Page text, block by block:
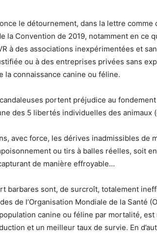
le détournement, dans la lettre comme
la Convention de 2019, notamment en ce
à des associations inexpérimentées et
ou à des entreprises privées sans
la connaissance canine ou féline.
portent préjudice au
des 5 libertés individuelles des animaux
avec force, les dérives inadmissibles de
ou tirs à balles réelles, soit
de manière effroyable…
barbares sont, de surcroît, totalement
de l’Organisation Mondiale de la Santé
canine ou féline par mortalité,
et un meilleur taux de survie. En